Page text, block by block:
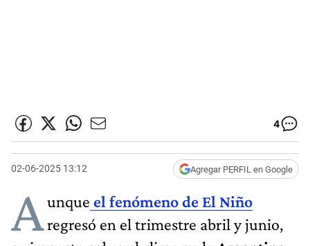
4
02-06-2025 13:12 Agregar PERFIL en Google
Aunque el fenómeno de El Niño
regresó en el trimestre abril y junio,